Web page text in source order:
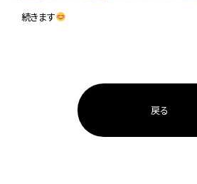
続きます
戻る